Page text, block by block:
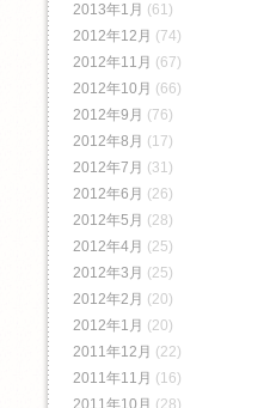
2013年1月 (61)
2012年12月 (74)
2012年11月 (67)
2012年10月 (66)
2012年9月 (76)
2012年8月 (17)
2012年7月 (31)
2012年6月 (26)
2012年5月 (28)
2012年4月 (25)
2012年3月 (25)
2012年2月 (20)
2012年1月 (20)
2011年12月 (22)
2011年11月 (16)
2011年10月 (28)